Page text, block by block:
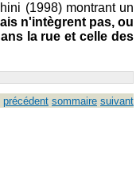
(1998) montrant un
n'intègrent pas, ou
la rue et celle des
précédent sommaire suivant